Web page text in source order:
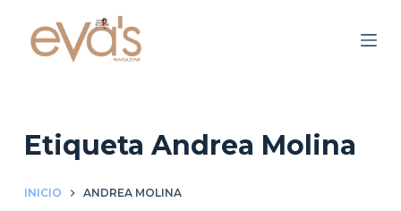
Etiqueta Andrea Molina
INICIO ANDREA MOLINA